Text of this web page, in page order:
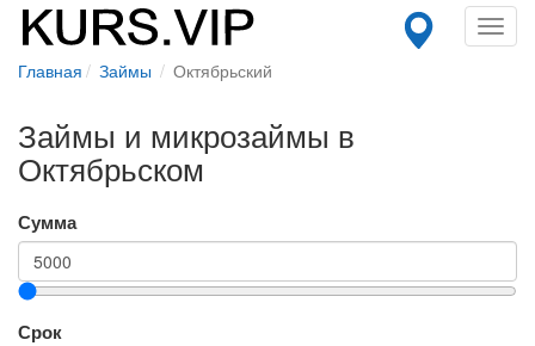
Главная Займы Октябрьский
Займы и микрозаймы в
Октябрьском
Сумма
Срок